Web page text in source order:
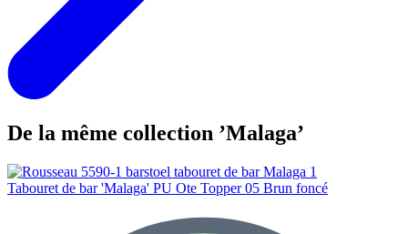
De la même collection ’Malaga’
Tabouret de bar 'Malaga' PU Ote Topper 05 Brun foncé